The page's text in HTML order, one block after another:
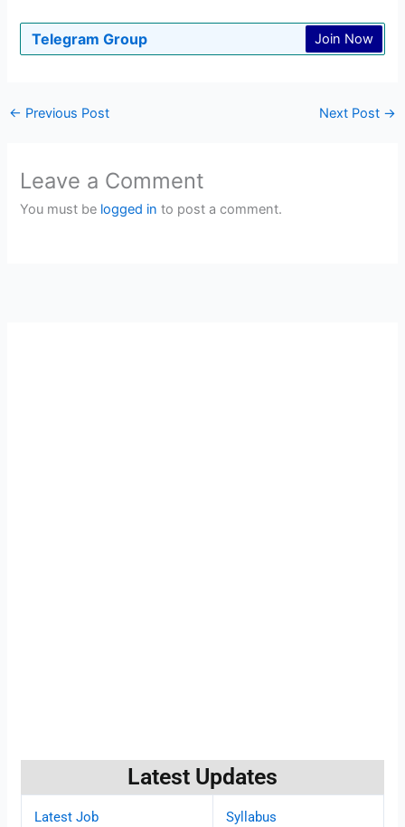
Telegram Group Join Now
← Previous Post Next Post →
Leave a Comment
You must be logged in to post a comment.
Latest Updates
Latest Job Syllabus